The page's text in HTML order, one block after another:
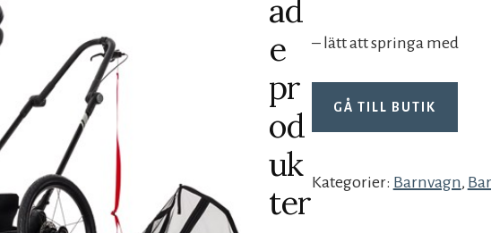
– lätt att springa med
GÅ TILL BUTIK
Kategorier: Barnvagn,
ad
e
pr
od
uk
ter